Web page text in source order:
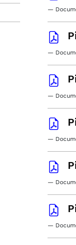
—
—
—
—
—
—